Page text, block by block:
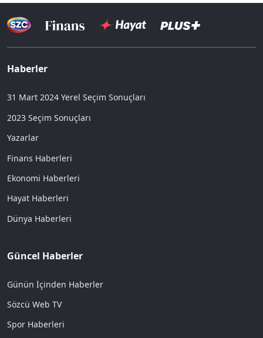
Haberler
31 Mart 2024 Yerel Seçim Sonuçları
2023 Seçim Sonuçları
Yazarlar
Finans Haberleri
Ekonomi Haberleri
Hayat Haberleri
Dünya Haberleri
Güncel Haberler
Günün İçinden Haberler
Sözcü Web TV
Spor Haberleri